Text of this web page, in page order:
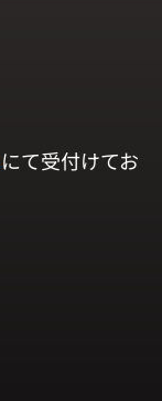
にて受付けてお